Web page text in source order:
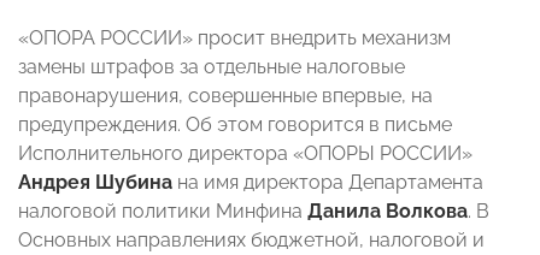
«ОПОРА РОССИИ» просит внедрить механизм
замены штрафов за отдельные налоговые
правонарушения, совершенные впервые, на
предупреждения. Об этом говорится в письме
Исполнительного директора «ОПОРЫ РОССИИ»
Андрея Шубина на имя директора Департамента
налоговой политики Минфина Данила Волкова. В
Основных направлениях бюджетной, налоговой и